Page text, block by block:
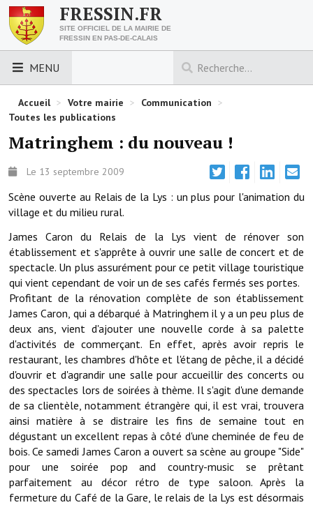
FRESSIN.FR
SITE OFFICIEL DE LA MAIRIE DE
FRESSIN EN PAS-DE-CALAIS
MENU
LES ESSENTIELS
Découvrez Fressin
Urbanisme
Nous contacter
Horaires de la mairie
Les foulées fressinoises
ACCÈS RAPIDE
Démarches administratives
Projets et travaux en cours
Fêtes et manifestations
Numéros d'urgence
Terrains et maisons à vendre
VOTRE MAIRIE
Accueil > Votre mairie > Communication >
Toutes les publications
Matringhem : du nouveau !
Le 13 septembre 2009
Scène ouverte au Relais de la Lys : un plus pour l'animation du
village et du milieu rural.
James Caron du Relais de la Lys vient de rénover son
établissement et s'apprête à ouvrir une salle de concert et de
spectacle. Un plus assurément pour ce petit village touristique
qui vient cependant de voir un de ses cafés fermés ses portes.
Profitant de la rénovation complète de son établissement
James Caron, qui a débarqué à Matringhem il y a un peu plus de
deux ans, vient d'ajouter une nouvelle corde à sa palette
d'activités de commerçant. En effet, après avoir repris le
restaurant, les chambres d'hôte et l'étang de pêche, il a décidé
d'ouvrir et d'agrandir une salle pour accueillir des concerts ou
des spectacles lors de soirées à thème. Il s'agit d'une demande
de sa clientèle, notamment étrangère qui, il est vrai, trouvera
ainsi matière à se distraire les fins de semaine tout en
dégustant un excellent repas à côté d'une cheminée de feu de
bois. Ce samedi James Caron a ouvert sa scène au groupe "Side"
pour une soirée pop and country-music se prêtant
parfaitement au décor rétro de type saloon. Après la
fermeture du Café de la Gare, le relais de la Lys est désormais